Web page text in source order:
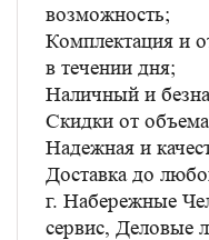
возможность;
Комплектация и
в течении дня;
Наличный и
Скидки от
Надежная и
Доставка до
г. Набережные
сервис,